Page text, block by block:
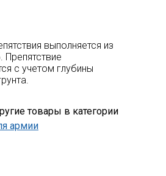
выполняется из
Препятствие
с учетом глубины
товары в категории
армии